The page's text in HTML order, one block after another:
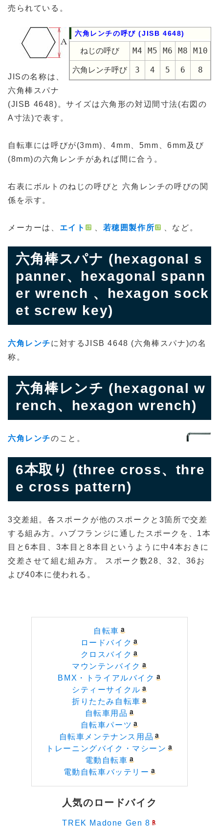
売られている。
六角レンチの呼び (JISB 4648)
ねじの呼び M4 M5 M6 M8 M10
六角レンチ呼び 3 4 5 6 8
JISの名称は、
六角棒スパナ
(JISB 4648)。サイズは六角形の対辺間寸法(右図の
A寸法)で表す。
自転車には呼びが(3mm)、4mm、5mm、6mm及び
(8mm)の六角レンチがあれば間に合う。
右表にボルトのねじの呼びと 六角レンチの呼びの関
係を示す。
メーカーは、 エイト 若穂囲製作所 、など。
六角棒スパナ (hexagonal s
panner、hexagonal spann
er wrench 、hexagon sock
et screw key)
六角レンチに対するJISB 4648 (六角棒スパナ)の名
称。
六角棒レンチ (hexagonal w
rench、hexagon wrench)
六角レンチのこと。
6本取り (three cross、thre
e cross pattern)
3交差組。各スポークが他のスポークと3箇所で交差
する組み方。ハブフランジに通したスポークを、1本
目と6本目、3本目と8本目というように中4本おきに
交差させて組む組み方。 スポーク数28、32、36お
よび40本に使われる。
自転車
ロードバイク
クロスバイク
マウンテンバイク
BMX・トライアルバイク
シティーサイクル
折りたたみ自転車
自転車用品
自転車パーツ
自転車メンテナンス用品
トレーニングバイク・マシーン
電動自転車
電動自転車バッテリー
人気のロードバイク
TREK Madone Gen 8